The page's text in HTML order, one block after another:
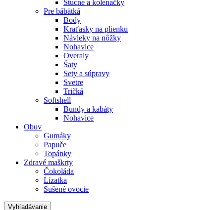
Štucne a kolenačky
Pre bábätká
Body
Kraťasky na plienku
Návleky na nôžky
Nohavice
Overaly
Šaty
Sety a súpravy
Svetre
Tričká
Softshell
Bundy a kabáty
Nohavice
Obuv
Gumáky
Papuče
Topánky
Zdravé maškrty
Čokoláda
Lízatka
Sušené ovocie
Vyhľadávanie